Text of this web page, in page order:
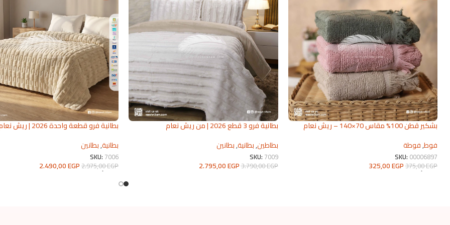
بشكير قطن 100% مقاس 70×140 – ريش نعام
فوط,فوطة
SKU: 00006897
375,00EGP
325,00EGP
تحديد أحد الخيارات
بطانية فرو 3 قطع 2026 | من ريش نعام
بطاطين,بطانية,بطانين
SKU: 7009
3.790,00EGP
2.795,00EGP
بطانية فرو قطعة واحدة 2026 | ريش
بطانية,بطانين
SKU: 7006
2.975,00EGP
2.490,00EGP
تحديد أحد الخيارات